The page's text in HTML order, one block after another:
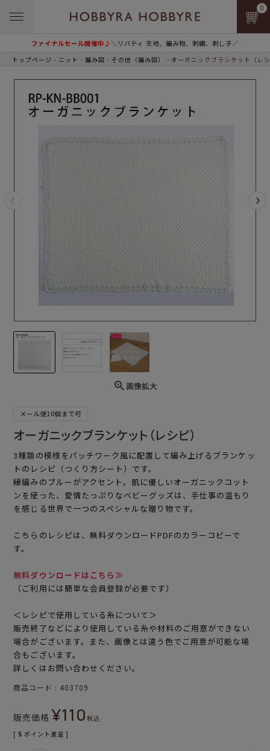
ファイナルセール開催中♪＼リバティ 生地、編み物、刺繍、刺し子／
0
トップページ ニット 編み図 その他（編み図） オーガニックブランケット（レ
画像拡大
メール便10個まで可
オーガニックブランケット（レシピ）
3種類の模様をパッチワーク風に配置して編み上げるブランケッ
トのレシピ（つくり方シート）です。
縁編みのブルーがアクセント。肌に優しいオーガニックコット
ンを使った、愛情たっぷりなベビーグッズは、手仕事の温もり
を感じる世界で一つのスペシャルな贈り物です。
こちらのレシピは、無料ダウンロードPDFのカラーコピーで
す。
無料ダウンロードはこちら≫
（ご利用には簡単な会員登録が必要です）
＜レシピで使用している糸について＞
販売終了などにより使用している糸や材料のご用意ができない
場合がございます。また、画像とは違う色でご用意が可能な場
合もございます。
詳しくはお問い合わせください。
商品コード 403709
販売価格 ¥110税込
[ 5 ポイント進呈 ]